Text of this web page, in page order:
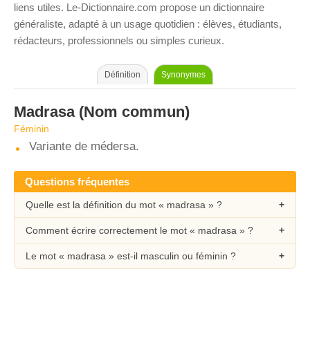
liens utiles. Le-Dictionnaire.com propose un dictionnaire
généraliste, adapté à un usage quotidien : élèves, étudiants,
rédacteurs, professionnels ou simples curieux.
Définition Synonymes
Madrasa(Nom commun)
Féminin
Variante de médersa.
Questions fréquentes
Quelle est la définition du mot « madrasa » ?
Comment écrire correctement le mot « madrasa » ?
Le mot « madrasa » est-il masculin ou féminin ?